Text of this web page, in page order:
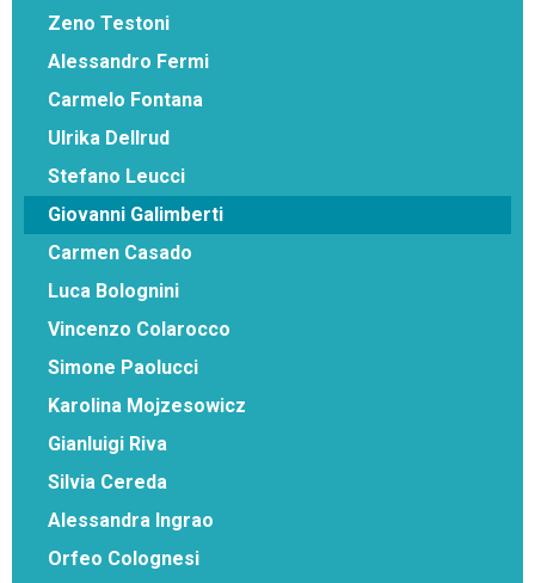
Zeno Testoni
Alessandro Fermi
Carmelo Fontana
Ulrika Dellrud
Stefano Leucci
Giovanni Galimberti
Carmen Casado
Luca Bolognini
Vincenzo Colarocco
Simone Paolucci
Karolina Mojzesowicz
Gianluigi Riva
Silvia Cereda
Alessandra Ingrao
Orfeo Colognesi